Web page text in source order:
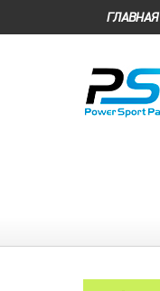
ГЛАВНАЯ